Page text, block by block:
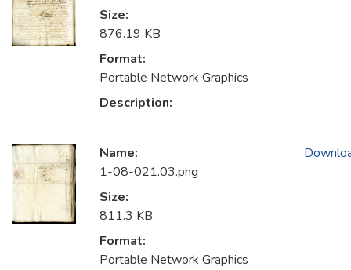
Size:
876.19 KB
Format:
Portable Network Graphics
Description:
Name:
1-08-021.03.png
Size:
811.3 KB
Format:
Portable Network Graphics